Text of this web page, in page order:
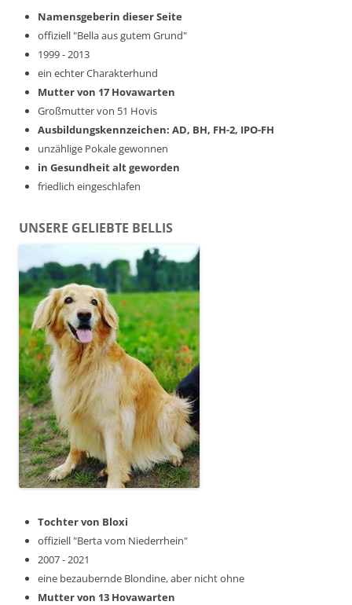
Namensgeberin dieser Seite
offiziell "Bella aus gutem Grund"
1999 - 2013
ein echter Charakterhund
Mutter von 17 Hovawarten
Großmutter von 51 Hovis
Ausbildungskennzeichen: AD, BH, FH-2, IPO-FH
unzählige Pokale gewonnen
in Gesundheit alt geworden
friedlich eingeschlafen
UNSERE GELIEBTE BELLIS
Tochter von Bloxi
offiziell "Berta vom Niederrhein"
2007 - 2021
eine bezaubernde Blondine, aber nicht ohne
Mutter von 13 Hovawarten